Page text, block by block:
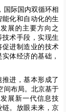
国际国内双循环相
化和自动化的生
展的主要方向之
术手段，实现生
进制造业的技术
体经济的基础，
进，基本形成了
间布局。北京基于
展新一代信息技
。放眼未来，京